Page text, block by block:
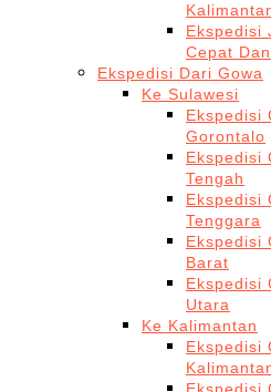
Ekspedisi
Cepat
Ekspedisi Dari Gowa
Ke Sulawesi
Ekspedisi
Gorontalo
Ekspedisi
Tengah
Ekspedisi
Tenggara
Ekspedisi
Barat
Ekspedisi
Utara
Ke Kalimantan
Ekspedisi